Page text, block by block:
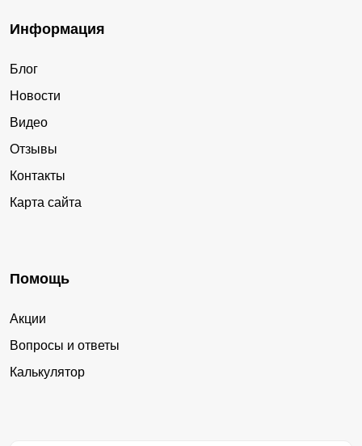
Информация
Блог
Новости
Видео
Отзывы
Контакты
Карта сайта
Помощь
Акции
Вопросы и ответы
Калькулятор